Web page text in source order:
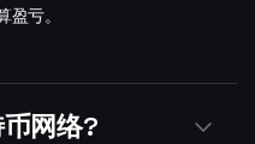
亏。
网络?